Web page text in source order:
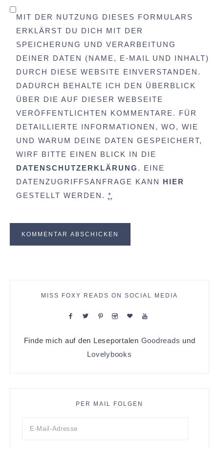
MIT DER NUTZUNG DIESES FORMULARS
ERKLÄRST DU DICH MIT DER
SPEICHERUNG UND VERARBEITUNG
DEINER DATEN (NAME, E-MAIL UND INHALT)
DURCH DIESE WEBSITE EINVERSTANDEN.
DADURCH BEHALTE ICH DEN ÜBERBLICK
ÜBER DIE AUF DIESER WEBSEITE
VERÖFFENTLICHTEN KOMMENTARE. FÜR
DETAILLIERTE INFORMATIONEN, WO, WIE
UND WARUM DEINE DATEN GESPEICHERT,
WIRF BITTE EINEN BLICK IN DIE
DATENSCHUTZERKLÄRUNG . EINE
DATENZUGRIFFSANFRAGE KANN HIER
GESTELLT WERDEN. *
MISS FOXY READS ON SOCIAL MEDIA
Finde mich auf den Leseportalen Goodreads und
Lovelybooks
PER MAIL FOLGEN